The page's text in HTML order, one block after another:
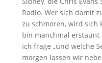
Radio. Wer sich damit
zu schmoren, wird sich
bin manchmal
ich frage „und welche
morgen lassen wir